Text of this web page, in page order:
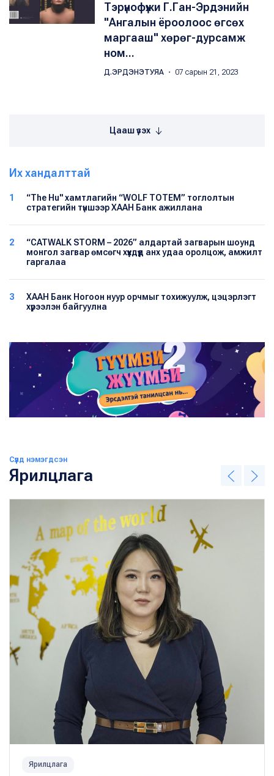
Тэрүнофүжи Г.Ган-Эрдэнийн
"Ангалын ёроолоос өгсөх
маргааш" хөрөг-дурсамж
ном...
Д.ЭРДЭНЭТУЯА ・ 07 сарын 21, 2023
Цааш үзэх
Их хандалттай
1
“The Hu" хамтлагийн “WOLF TOTEM” тоглолтын
стратегийн түншээр ХААН Банк ажиллана
2
“CATWALK STORM – 2026” алдартай загварын шоунд
монгол загвар өмсөгч хүүхдүүд анх удаа оролцож, амжилт
гаргалаа
3
ХААН Банк Ногоон нуур орчмыг тохижуулж, цэцэрлэгт
хүрээлэн байгуулна
Сүүлд нэмэгдсэн
Ярилцлага
Ярилцлага